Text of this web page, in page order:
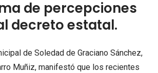
de percepciones
decreto estatal.
de Soledad de Graciano Sánchez,
Muñiz, manifestó que los recientes